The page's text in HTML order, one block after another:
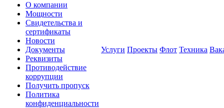
О компании
Мощности
Свидетельства и
сертификаты
Новости
Документы
Реквизиты
Противодействие
коррупции
Получить пропуск
Политика
конфиденциальности
Услуги Проекты Флот Техника